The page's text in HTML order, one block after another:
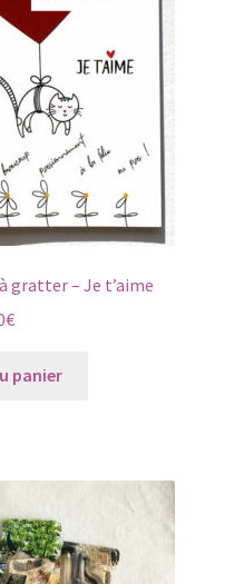
gratter – Je t’aime
€
panier